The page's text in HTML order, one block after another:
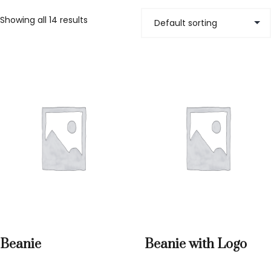
Showing all 14 results
Beanie Beanie with Logo